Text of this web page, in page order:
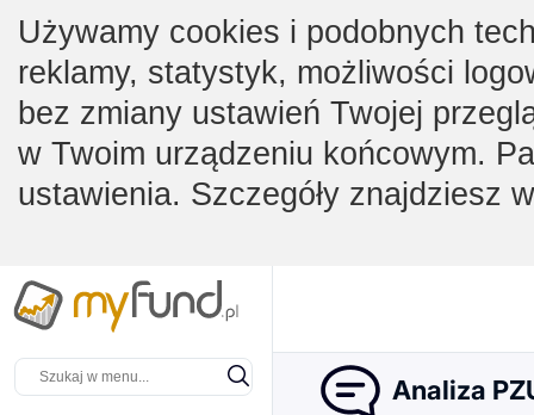
Używamy cookies i podobnych
reklamy, statystyk, możliwości
bez zmiany ustawień Twojej
w Twoim urządzeniu końcowym.
ustawienia. Szczegóły znajdziesz
Analiza